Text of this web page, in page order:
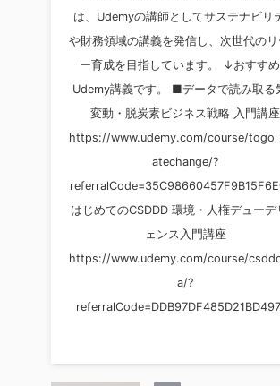
は、Udemyの講師としてサステナビリ
や財務領域の講義を発信し、次世代の
ー育成を目指しています。 ↓おすす
Udemy講義です。 ■データで読み取る
変動・脱炭素ビジネス戦略 入門講座
https://www.udemy.com/course/
atechange/?
はじめてのCSDDD 環境・人権デューデ
ェンス入門講座
https://www.udemy.com/course/
a/?